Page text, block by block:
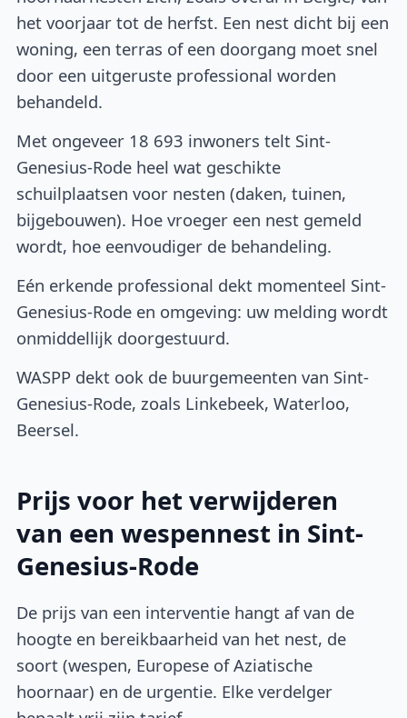
het voorjaar tot de herfst. Een nest dicht bij een
woning, een terras of een doorgang moet snel
door een uitgeruste professional worden
behandeld.
Met ongeveer 18 693 inwoners telt Sint-
Genesius-Rode heel wat geschikte
schuilplaatsen voor nesten (daken, tuinen,
bijgebouwen). Hoe vroeger een nest gemeld
wordt, hoe eenvoudiger de behandeling.
Eén erkende professional dekt momenteel Sint-
Genesius-Rode en omgeving: uw melding wordt
onmiddellijk doorgestuurd.
WASPP dekt ook de buurgemeenten van Sint-
Genesius-Rode, zoals Linkebeek, Waterloo,
Beersel.
Prijs voor het verwijderen
van een wespennest in Sint-
Genesius-Rode
De prijs van een interventie hangt af van de
hoogte en bereikbaarheid van het nest, de
soort (wespen, Europese of Aziatische
hoornaar) en de urgentie. Elke verdelger